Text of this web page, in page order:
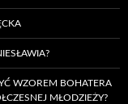
WZOREM BOHATERA
MŁODZIEŻY?